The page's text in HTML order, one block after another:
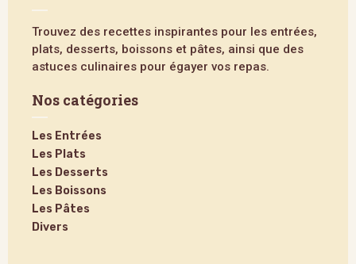
Trouvez des recettes inspirantes pour les entrées,
plats, desserts, boissons et pâtes, ainsi que des
astuces culinaires pour égayer vos repas.
Nos catégories
Les Entrées
Les Plats
Les Desserts
Les Boissons
Les Pâtes
Divers